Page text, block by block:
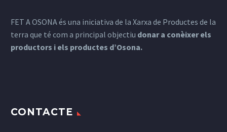
FET A OSONA és una iniciativa de la Xarxa de Productes de la
terra que té com a principal objectiu donar a conèixer els
productors i els productes d’Osona.
CONTACTE